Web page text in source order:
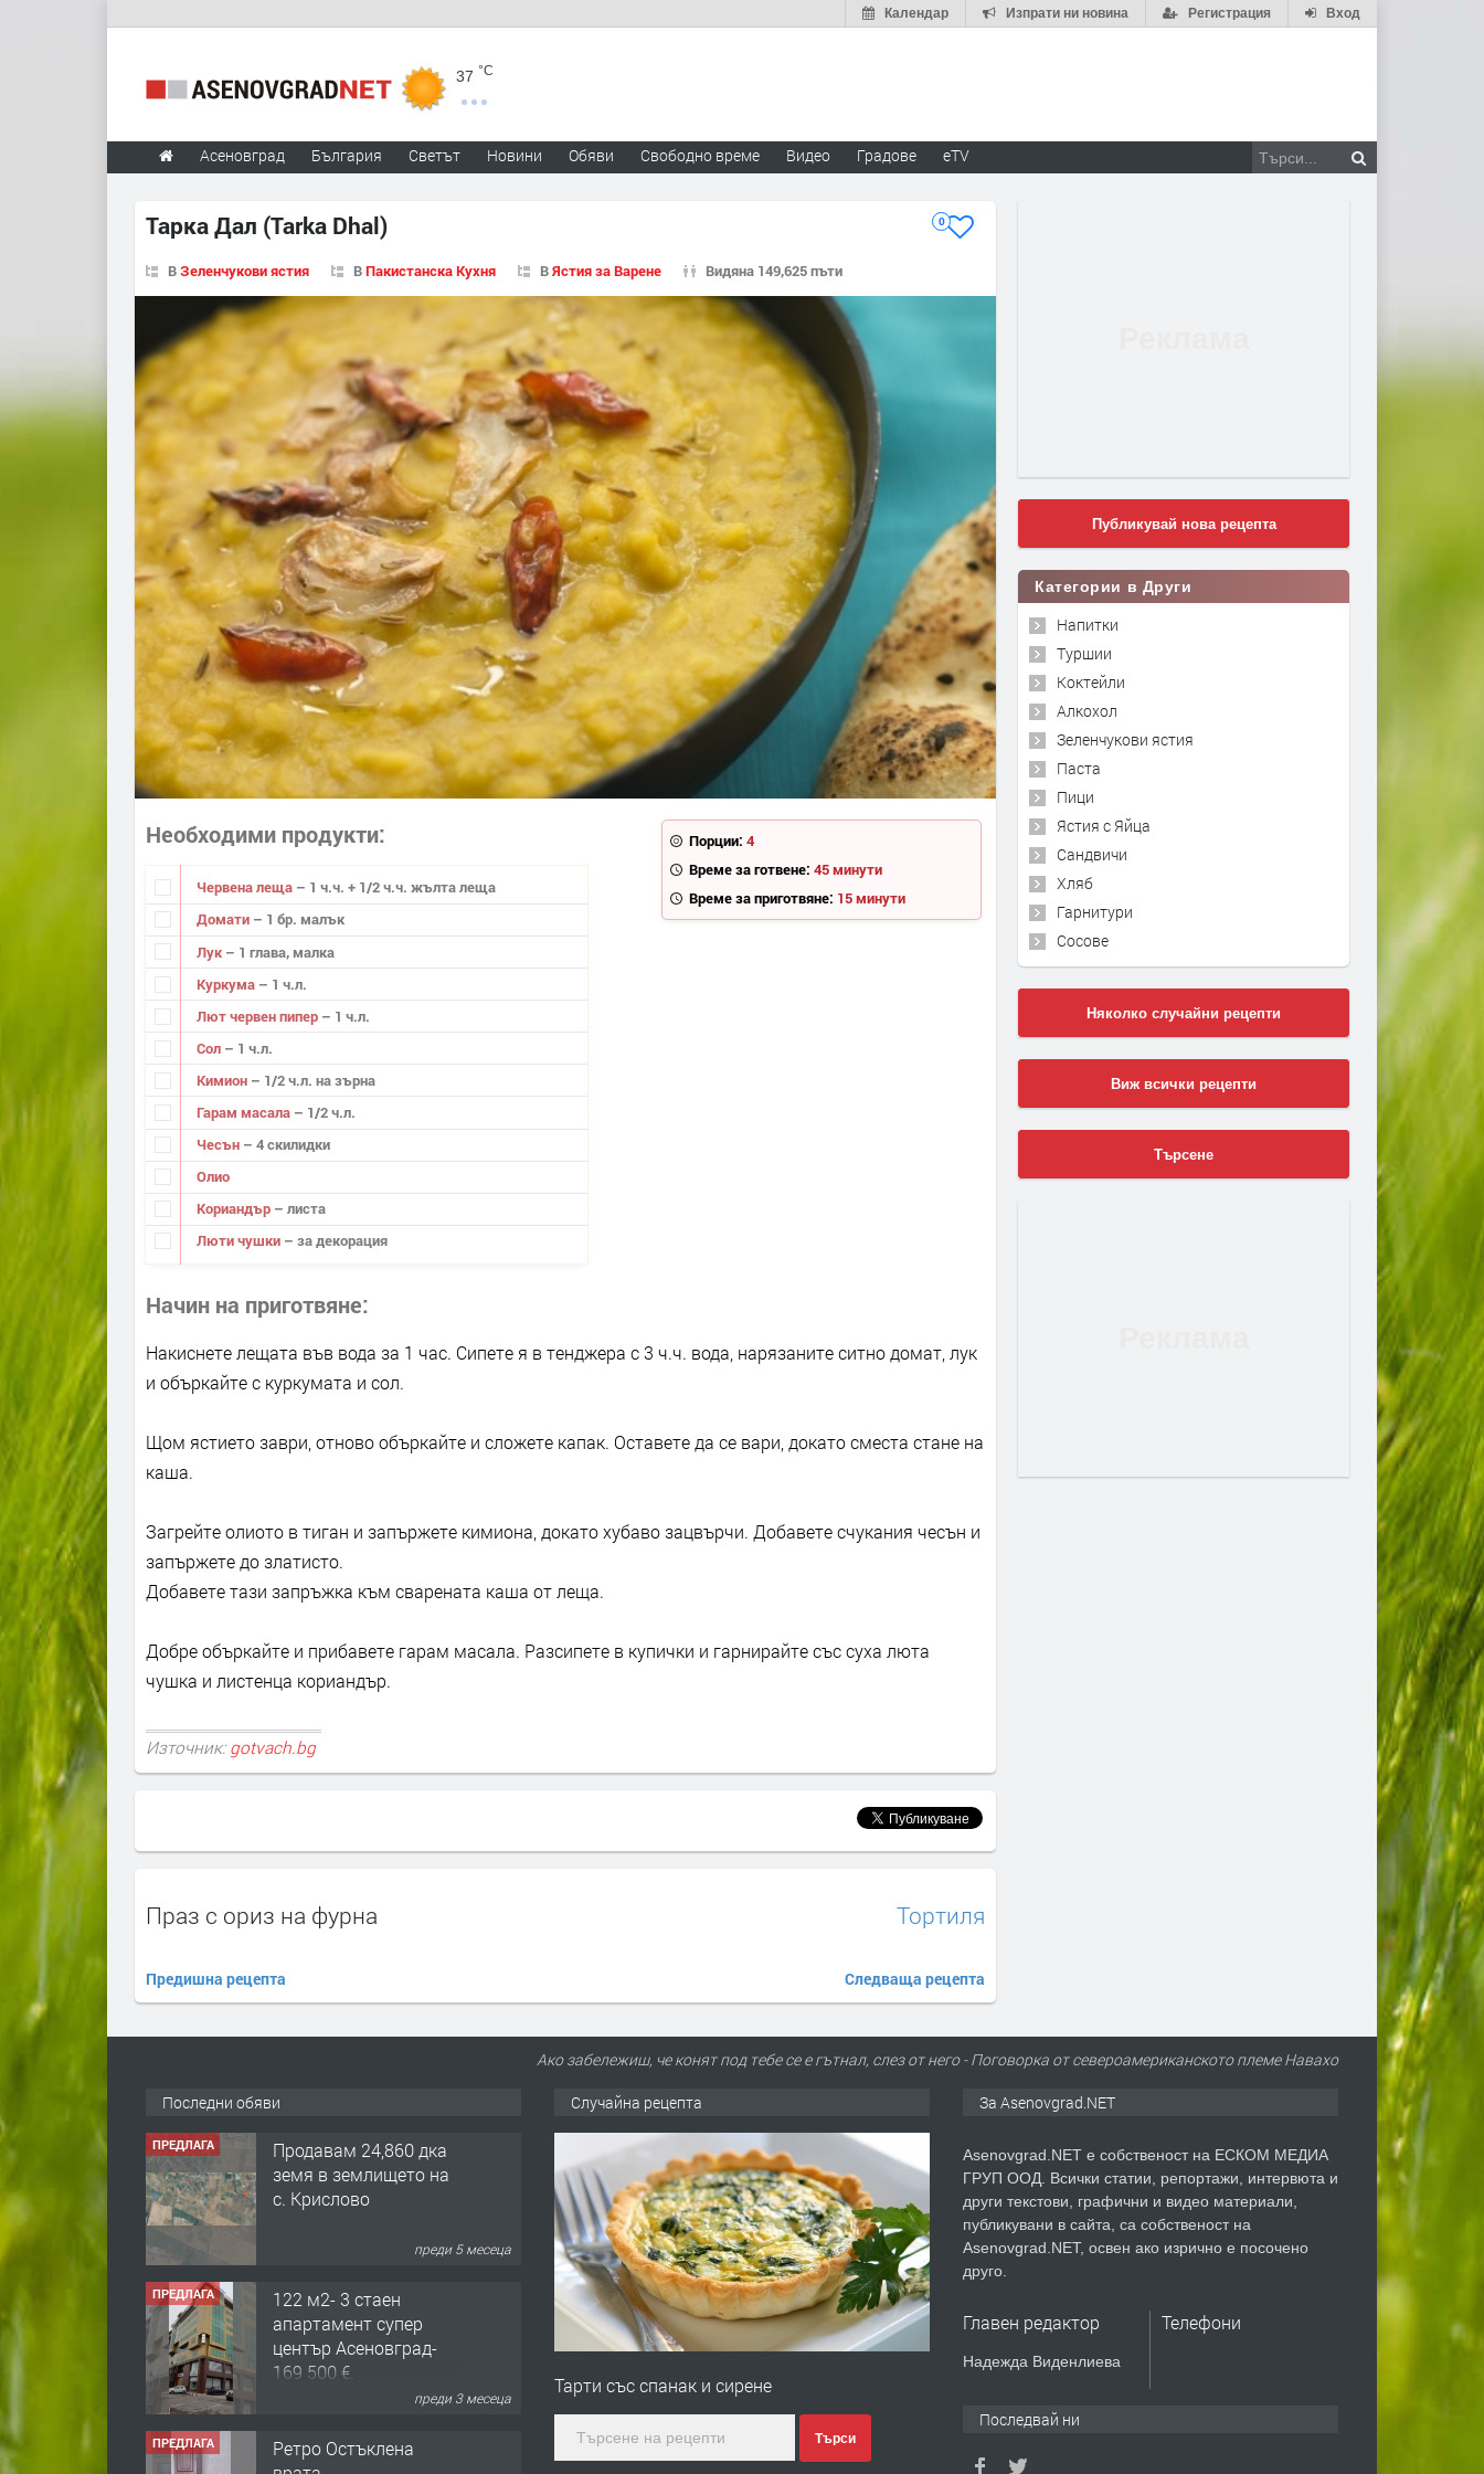
Вход
Регистрация
Изпрати ни новина
Календар
37 °C
Асеновград България Светът Новини Обяви Свободно време Видео Градове eTV
Тарка Дал (Tarka Dhal) 0
ВЗеленчукови ястия ВПакистанска Кухня ВЯстия за Варене Видяна 149,625 пъти
Порции: 4
Време за готвене: 45 минути
Време за приготвяне: 15 минути
Необходими продукти
Червена леща – 1 ч.ч. + 1/2 ч.ч. жълта леща
Домати – 1 бр. малък
Лук – 1 глава, малка
Куркума – 1 ч.л.
Лют червен пипер – 1 ч.л.
Сол – 1 ч.л.
Кимион – 1/2 ч.л. на зърна
Гарам масала – 1/2 ч.л.
Чесън – 4 скилидки
Олио
Кориандър – листа
Люти чушки – за декорация
Начин на приготвяне
Накиснете лещата във вода за 1 час. Сипете я в тенджера с 3 ч.ч. вода, нарязаните ситно домат, лук
и объркайте с куркумата и сол.
Щом ястието заври, отново объркайте и сложете капак. Оставете да се вари, докато сместа стане на
каша.
Загрейте олиото в тиган и запържете кимиона, докато хубаво зацвърчи. Добавете счукания чесън и
запържете до златисто.
Добавете тази запръжка към сварената каша от леща.
Добре объркайте и прибавете гарам масала. Разсипете в купички и гарнирайте със суха люта
чушка и листенца кориандър.
Източник: gotvach.bg
Праз с ориз на фурна
Предишна рецепта
Тортиля
Следваща рецепта
Публикувай нова рецепта
Категории в Други
Напитки
Туршии
Коктейли
Алкохол
Зеленчукови ястия
Паста
Пици
Ястия с Яйца
Сандвичи
Хляб
Гарнитури
Сосове
Няколко случайни рецепти
Виж всички рецепти
Търсене
Ако забележиш, че конят под тебе се е гътнал, слез от него - Поговорка от североамериканското племе Навахо
Последни обяви
ПРЕДЛАГА
Продавам 24,860 дка
земя в землището на
с. Крислово
преди 5 месеца
ПРЕДЛАГА
122 м2- 3 стаен
апартамент супер
център Асеновград-
169 500 €.
преди 3 месеца
ПРЕДЛАГА
Ретро Остъклена
Случайна рецепта
Тарти със спанак и сирене
Търси
За Asenovgrad.NET
Asenovgrad.NET е собственост на ЕСКОМ МЕДИА
ГРУП ООД. Всички статии, репортажи, интервюта и
други текстови, графични и видео материали,
публикувани в сайта, са собственост на
Asenovgrad.NET, освен ако изрично е посочено
друго.
Главен редактор
Надежда Виденлиева
Телефони
Последвай ни